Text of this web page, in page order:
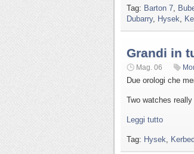
Tag: Barton 7
Dubarry, Hysek
Grandi in
Mag. 06
Due orologi che
Two watches
Leggi tutto
Tag: Hysek